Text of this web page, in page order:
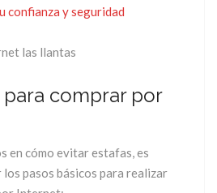
confianza y seguridad
para comprar por
en cómo evitar estafas, es
pasos básicos para realizar